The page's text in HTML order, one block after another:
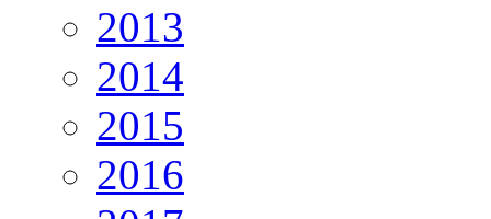
2013
2014
2015
2016